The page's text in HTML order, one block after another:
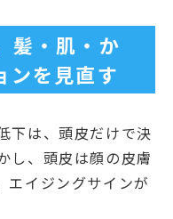
髪・肌・か
ンを見直す
下は、頭皮だけで決
し、頭皮は顔の皮膚
エイジングサインが